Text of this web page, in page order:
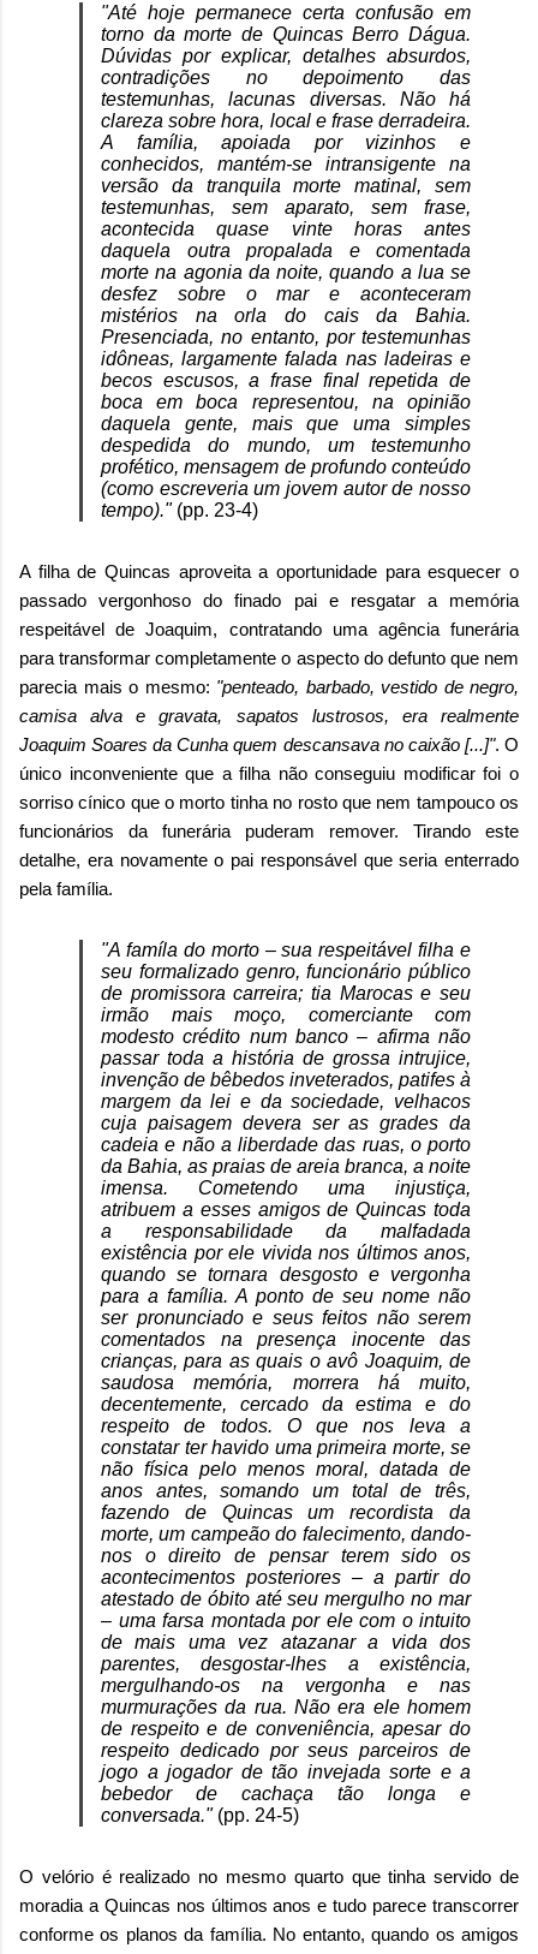
"Até hoje permanece certa confusão em
torno da morte de Quincas Berro Dágua.
Dúvidas por explicar, detalhes absurdos,
contradições no depoimento das
testemunhas, lacunas diversas. Não há
clareza sobre hora, local e frase derradeira.
A família, apoiada por vizinhos e
conhecidos, mantém-se intransigente na
versão da tranquila morte matinal, sem
testemunhas, sem aparato, sem frase,
acontecida quase vinte horas antes
daquela outra propalada e comentada
morte na agonia da noite, quando a lua se
desfez sobre o mar e aconteceram
mistérios na orla do cais da Bahia.
Presenciada, no entanto, por testemunhas
idôneas, largamente falada nas ladeiras e
becos escusos, a frase final repetida de
boca em boca representou, na opinião
daquela gente, mais que uma simples
despedida do mundo, um testemunho
profético, mensagem de profundo conteúdo
(como escreveria um jovem autor de nosso
tempo)."(pp. 23-4)
A filha de Quincas aproveita a oportunidade para esquecer o
passado vergonhoso do finado pai e resgatar a memória
respeitável de Joaquim, contratando uma agência funerária
para transformar completamente o aspecto do defunto que nem
parecia mais o mesmo: "penteado, barbado, vestido de negro,
camisa alva e gravata, sapatos lustrosos, era realmente
Joaquim Soares da Cunha quem descansava no caixão [...]". O
único inconveniente que a filha não conseguiu modificar foi o
sorriso cínico que o morto tinha no rosto que nem tampouco os
funcionários da funerária puderam remover. Tirando este
detalhe, era novamente o pai responsável que seria enterrado
pela família.
"A famíla do morto – sua respeitável filha e
seu formalizado genro, funcionário público
de promissora carreira; tia Marocas e seu
irmão mais moço, comerciante com
modesto crédito num banco – afirma não
passar toda a história de grossa intrujice,
invenção de bêbedos inveterados, patifes à
margem da lei e da sociedade, velhacos
cuja paisagem devera ser as grades da
cadeia e não a liberdade das ruas, o porto
da Bahia, as praias de areia branca, a noite
imensa. Cometendo uma injustiça,
atribuem a esses amigos de Quincas toda
a responsabilidade da malfadada
existência por ele vivida nos últimos anos,
quando se tornara desgosto e vergonha
para a família. A ponto de seu nome não
ser pronunciado e seus feitos não serem
comentados na presença inocente das
crianças, para as quais o avô Joaquim, de
saudosa memória, morrera há muito,
decentemente, cercado da estima e do
respeito de todos. O que nos leva a
constatar ter havido uma primeira morte, se
não física pelo menos moral, datada de
anos antes, somando um total de três,
fazendo de Quincas um recordista da
morte, um campeão do falecimento, dando-
nos o direito de pensar terem sido os
acontecimentos posteriores – a partir do
atestado de óbito até seu mergulho no mar
– uma farsa montada por ele com o intuito
de mais uma vez atazanar a vida dos
parentes, desgostar-lhes a existência,
mergulhando-os na vergonha e nas
murmurações da rua. Não era ele homem
de respeito e de conveniência, apesar do
respeito dedicado por seus parceiros de
jogo a jogador de tão invejada sorte e a
bebedor de cachaça tão longa e
conversada."(pp. 24-5)
O velório é realizado no mesmo quarto que tinha servido de
moradia a Quincas nos últimos anos e tudo parece transcorrer
conforme os planos da família. No entanto, quando os amigos